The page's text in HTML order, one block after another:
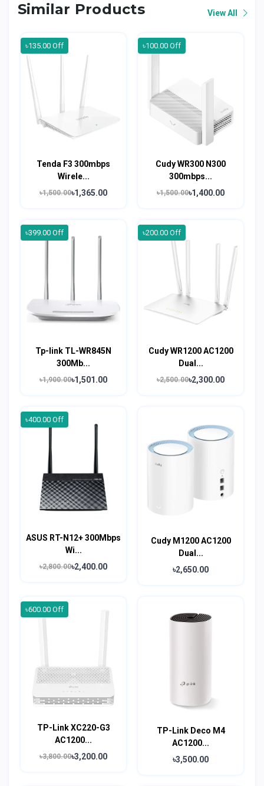
Similar Products View All
৳135.00 Off
Tenda F3 300mbps
Wirele...
৳1,500.00৳1,365.00
৳100.00 Off
Cudy WR300 N300
300mbps...
৳1,500.00৳1,400.00
৳399.00 Off
Tp-link TL-WR845N
300Mb...
৳1,900.00৳1,501.00
৳200.00 Off
Cudy WR1200 AC1200
Dual...
৳2,500.00৳2,300.00
৳400.00 Off
ASUS RT-N12+ 300Mbps
Wi...
৳2,800.00৳2,400.00
Cudy M1200 AC1200
Dual...
৳2,650.00
৳600.00 Off
TP-Link XC220-G3
AC1200...
৳3,800.00৳3,200.00
TP-Link Deco M4
AC1200...
৳3,500.00